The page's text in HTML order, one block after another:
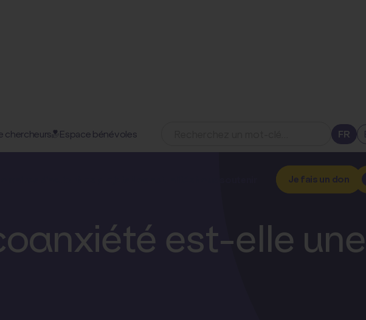
chercheurs Espace bénévoles FR
Je fais un don
est-elle